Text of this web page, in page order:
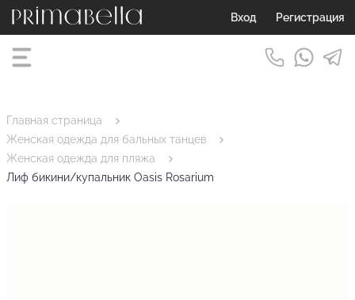
Вход Регистрация
Главная страница
Женская одежда для бальных танцев
Женская одежда для пляжа
Лиф бикини/купальник Oasis Rosarium